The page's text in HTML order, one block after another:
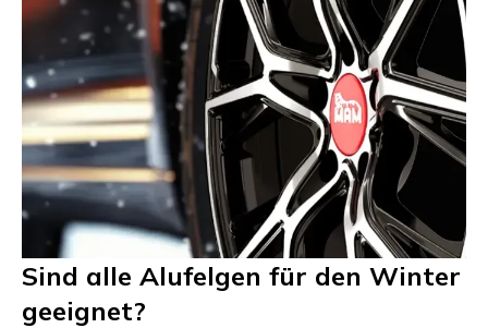
Sind alle Alufelgen für den Winter
geeignet?